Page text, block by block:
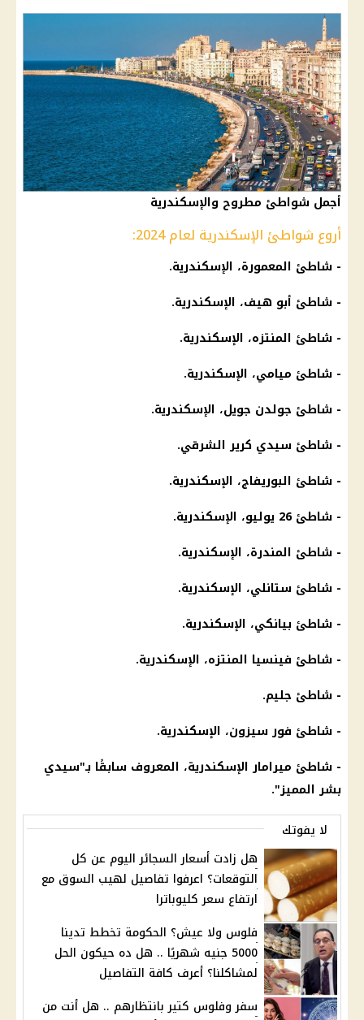
أجمل شواطئ مطروح والإسكندرية
أروع شواطئ الإسكندرية لعام 2024:
- شاطئ المعمورة، الإسكندرية.
- شاطئ أبو هيف، الإسكندرية.
- شاطئ المنتزه، الإسكندرية.
- شاطئ ميامي، الإسكندرية.
- شاطئ جولدن جويل، الإسكندرية.
- شاطئ سيدي كرير الشرقي.
- شاطئ البوريفاج، الإسكندرية.
- شاطئ 26 يوليو،
الإسكندرية.
- شاطئ المندرة، الإسكندرية.
- شاطئ ستانلي، الإسكندرية.
- شاطئ بيانكي، الإسكندرية.
- شاطئ فينسيا المنتزه، الإسكندرية.
- شاطئ جليم.
- شاطئ فور سيزون، الإسكندرية.
- شاطئ ميرامارالإسكندرية، المعروف سابقًا بـ"سيدي
بشر المميز".
لا يفوتك
هل زادت أسعار السجائر اليوم عن كل
التوقعات؟ اعرفوا تفاصيل لهيب السوق مع
ارتفاع سعر كليوباترا
فلوس ولا عيش؟ الحكومة تخطط تدينا
5000 جنيه شهريًا .. هل ده حيكون الحل
لمشاكلنا؟ أعرف كافة التفاصيل
سفر وفلوس كتير بانتظارهم .. هل أنت من